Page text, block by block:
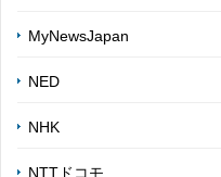
MyNewsJapan
NED
NHK
NTTドコモ